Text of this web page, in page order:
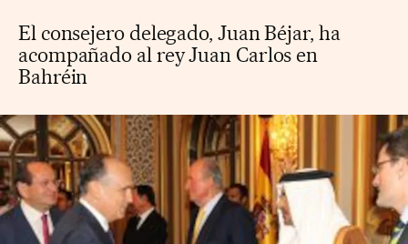
El consejero delegado, Juan Béjar, ha
acompañado al rey Juan Carlos en
Bahréin